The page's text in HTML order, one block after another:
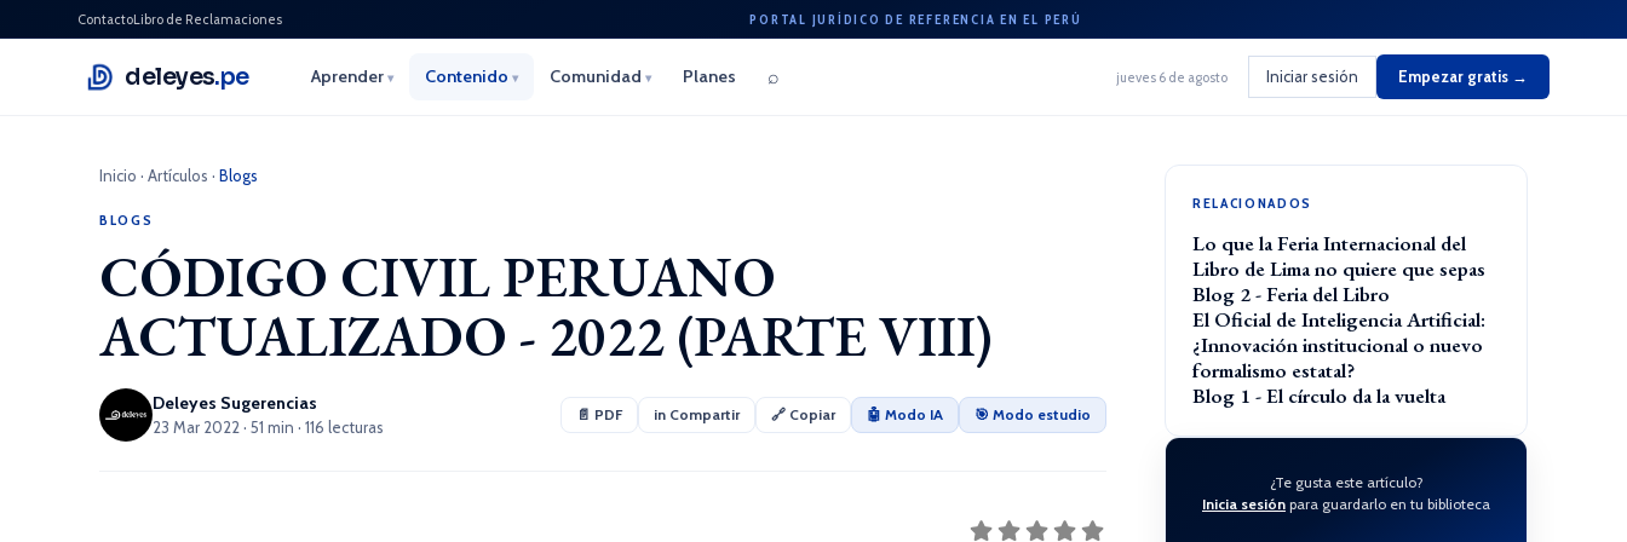
ContactoLibro de Reclamaciones PORTAL JURÍDICO DE REFERENCIA EN EL PERÚ
deleyes.pe Aprender ▾ Contenido ▾ Comunidad ▾ Planes ⌕ jueves 6 de agosto Iniciar sesión Empezar gratis →
Inicio · Artículos · Blogs
BLOGS
CÓDIGO CIVIL PERUANO
ACTUALIZADO - 2022 (PARTE VIII)
Deleyes Sugerencias
23 Mar 2022 · 51 min · 116 lecturas
📄 PDF in Compartir 🔗 Copiar 🤖 Modo IA 🎯 Modo estudio
RELACIONADOS
Lo que la Feria Internacional del
Libro de Lima no quiere que sepas
Blog 2 - Feria del Libro
El Oficial de Inteligencia Artificial:
¿Innovación institucional o nuevo
formalismo estatal?
Blog 1 - El círculo da la vuelta
¿Te gusta este artículo?
Inicia sesión para guardarlo en tu biblioteca